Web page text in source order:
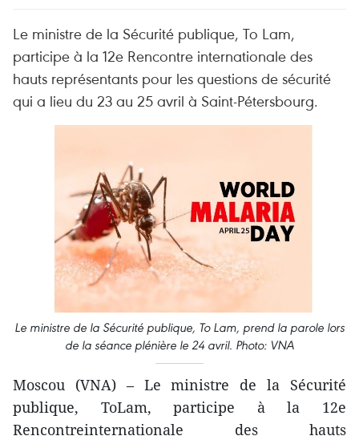
Le ministre de la Sécurité publique, To Lam,
participe à la 12e Rencontre internationale des
hauts représentants pour les questions de sécurité
qui a lieu du 23 au 25 avril à Saint-Pétersbourg.
Le ministre de la Sécurité publique, To Lam, prend la parole lors
de la séance plénière le 24 avril. Photo: VNA
Moscou (VNA) – Le ministre de la Sécurité
publique, ToLam, participe à la 12e
Rencontreinternationale des hauts